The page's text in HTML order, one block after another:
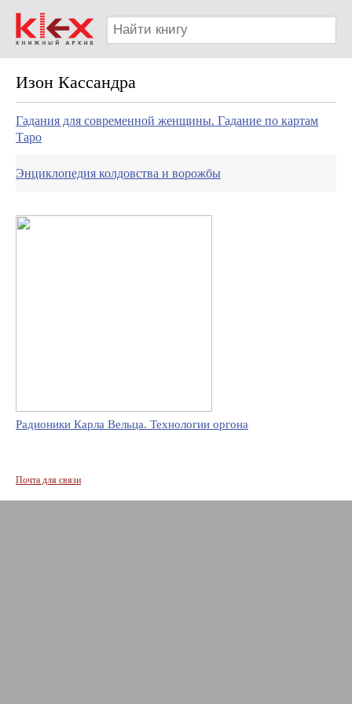
Изон Кассандра
Гадания для современной женщины. Гадание по картам
Таро
Энциклопедия колдовства и ворожбы
Радионики Карла Вельца. Технологии оргона
Почта для связи